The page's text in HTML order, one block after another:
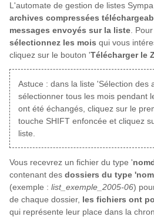
L'automate de gestion de listes
archives compressées
messages envoyés sur la liste .
sélectionnez les mois qui vous
cliquez sur le bouton 'Télécharger le
Astuce : dans la liste 'Sélection des
sélectionner tous les mois pendant
ont été échangés, cliquez sur le
touche SHIFT enfoncée et cliquez
liste.
Vous recevrez un fichier du type '
contenant des dossiers du type
(exemple : list_exemple_2005-06)
de chaque dossier,
les fichiers ont
qui représente leur place dans la